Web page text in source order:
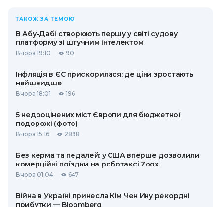
ТАКОЖ ЗА ТЕМОЮ
В Абу-Дабі створюють першу у світі судову
платформу зі штучним інтелектом
Вчора 19:10 90
Інфляція в ЄС прискорилася: де ціни зростають
найшвидше
Вчора 18:01 196
5 недооцінених міст Європи для бюджетної
подорожі (фото)
Вчора 15:16 2898
Без керма та педалей: у США вперше дозволили
комерційні поїздки на роботаксі Zoox
Вчора 01:04 647
Війна в Україні принесла Кім Чен Ину рекордні
прибутки — Bloomberg